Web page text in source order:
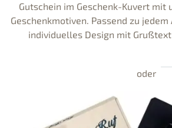
Gutschein im Geschenk-Kuvert mit
Geschenkmotiven. Passend zu
individuelles Design mit